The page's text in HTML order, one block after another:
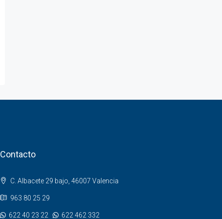
Contacto
C. Albacete 29 bajo, 46007 Valencia
963 80 25 29
622 40 23 22 622 462 332